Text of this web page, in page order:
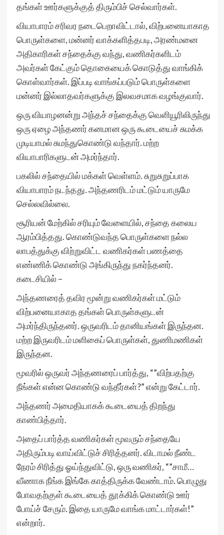
தங்கள் ஊர்களுக்குத் திரும்பிச் செல்வார்கள்.
வியாபாரம் சரிவர நடைபெறாவிட்டால், விற்பனையாகாத
பொருள்களை, மன்னர் வாக்களித்தபடி, அரண்மனை
அதிகாரிகள் சந்தைக்கு வந்து, வணிகர்களிடம்
அவர்கள் கேட்கும் தொகையைக் கொடுத்து வாங்கிக்
கொள்வார்கள். இப்படி வாங்கப்படும் பொருள்களை
மன்னர் இல்லாதவர்களுக்கு இலவசமாக வழங்குவார்.
ஒரு வியாழனன்று அந்தச் சந்தைக்கு வெளியூரிலிருந்து
ஒரு ஏழை அந்தணர் கனமான ஒரு கூடையைச் சுமக்க
முடியாமல் சுமந்துகொண்டு வந்தார். மற்ற
வியாபாரிகளுடன் அமர்ந்தார்.
பகலில் சந்தையில் மக்கள் வெள்ளம். சுறுசுறுப்பாக
வியாபாரம் நடந்தது. அந்தணரிடம் மட்டும் யாருமே
செல்லவில்லை.
சூரியன் மேற்கில் சரியும் வேளையில், சந்தை கலைய
ஆரம்பித்தது. கொண்டுவந்த பொருள்களை நல்ல
லாபத்துக்கு விற்றுவிட்ட வணிகர்கள் பணத்தை
எண்ணிக் கொண்டு அங்கிருந்து நகர்ந்தனர்.
கடைசியில் –
அந்தணரைத் தவிர மூன்று வணிகர்கள் மட்டும்
விற்பனையாகாத தங்கள் பொருள்களுடன்
அமர்ந்திருந்தனர். ஒருவரிடம் தானியங்கள் இருந்தன.
மற்ற இருவரிடம் மளிகைப் பொருள்கள், துணிமணிகள்
இருந்தன.
மூவரில் ஒருவர் அந்தணரைப் பார்த்து, “”விற்பதற்கு
நீங்கள் என்ன கொண்டு வந்தீர்கள்?” என்று கேட்டார்.
அந்தணர் அமைதியாகக் கூடையைத் திறந்து
காண்பித்தார்.
அதைப் பார்த்த வணிகர்கள் மூவரும் சந்தையே
அதிரும்படி வாய்விட்டுச் சிரித்தனர். விடாமல் நீண்ட
நேரம் சிரித்து ஓய்ந்துவிட்டு, ஒரு வணிகர், “”சாமீ…
வீணாக நீங்க இங்கே காத்திருக்க வேண்டாம். பொழுது
போவதற்குள் கூடையைத் தூக்கிக் கொண்டு ஊர்
போய்ச் சேரும். இதை யாருமே வாங்க மாட்டார்கள்!”
என்றார்.